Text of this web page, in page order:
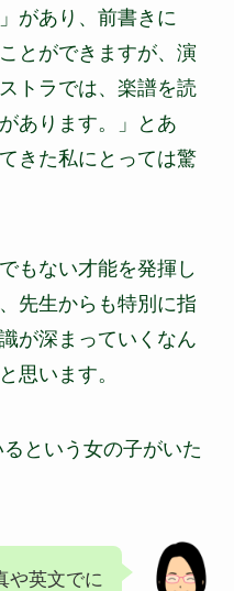
があり、前書きに
とができますが、演
トラでは、楽譜を読
あります。」とあ
きた私にとっては驚
もない才能を発揮し
先生からも特別に指
が深まっていくなん
思います。
という女の子がいた
や英文でに